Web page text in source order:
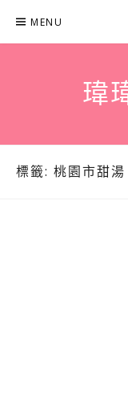
content
MENU
瑋
標籤: 桃園市甜湯